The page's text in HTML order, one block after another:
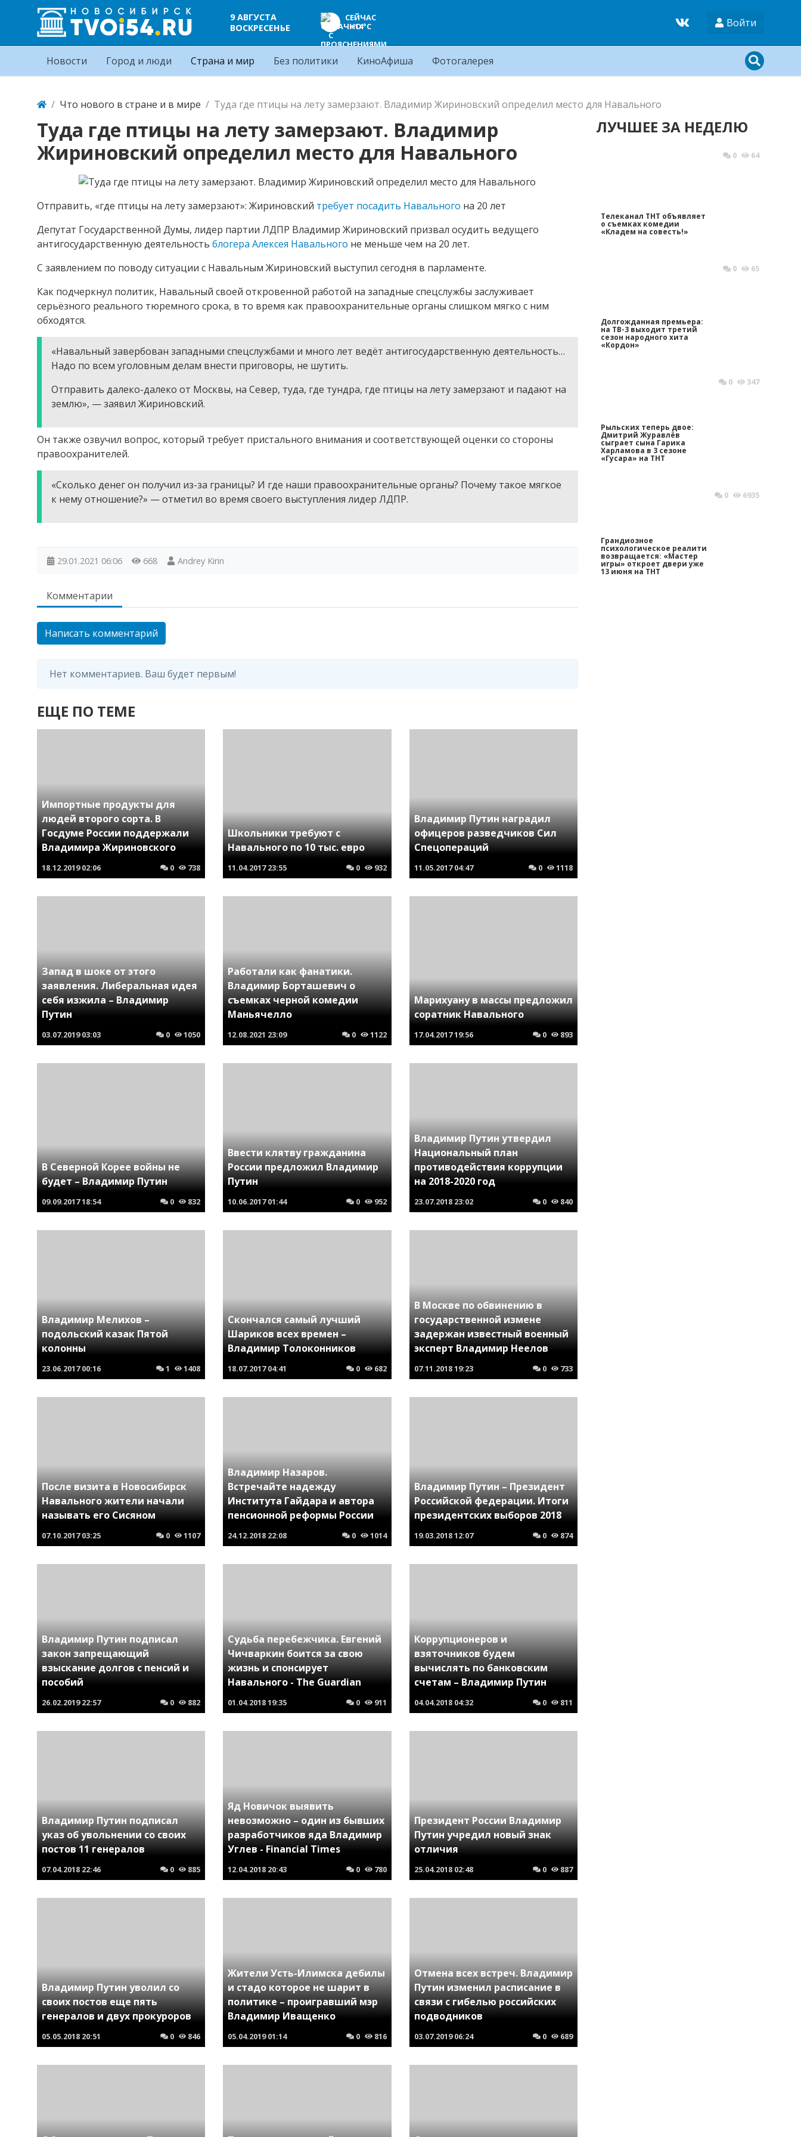
9 АВГУСТА
ВОСКРЕСЕНЬЕ
СЕЙЧАС
+14°C
Войти
Новости Город и люди Страна и мир Без политики КиноАфиша Фотогалерея
Что нового в стране и в мире Туда где птицы на лету замерзают. Владимир Жириновский определил место для Навального
Туда где птицы на лету замерзают. Владимир
Жириновский определил место для Навального
Отправить, «где птицы на лету замерзают»: Жириновский требует посадить Навального на 20 лет
Депутат Государственной Думы, лидер партии ЛДПР Владимир Жириновский призвал осудить ведущего
антигосударственную деятельность блогера Алексея Навального не меньше чем на 20 лет.
С заявлением по поводу ситуации с Навальным Жириновский выступил сегодня в парламенте.
Как подчеркнул политик, Навальный своей откровенной работой на западные спецслужбы заслуживает
серьёзного реального тюремного срока, в то время как правоохранительные органы слишком мягко с ним
обходятся.
«Навальный завербован западными спецслужбами и много лет ведёт антигосударственную деятельность…
Надо по всем уголовным делам внести приговоры, не шутить.
Отправить далеко-далеко от Москвы, на Север, туда, где тундра, где птицы на лету замерзают и падают на
землю», — заявил Жириновский.
Он также озвучил вопрос, который требует пристального внимания и соответствующей оценки со стороны
правоохранителей.
«Сколько денег он получил из-за границы? И где наши правоохранительные органы? Почему такое мягкое
к нему отношение?» — отметил во время своего выступления лидер ЛДПР.
29.01.2021 06:06 668 Andrey Kirin
Комментарии
Написать комментарий
Нет комментариев. Ваш будет первым!
ЕЩЕ ПО ТЕМЕ
Импортные продукты для
людей второго сорта. В
Госдуме России поддержали
Владимира Жириновского
18.12.2019 02:06 0 738
Школьники требуют с
Навального по 10 тыс. евро
11.04.201723:55 0 932
Владимир Путин наградил
офицеров разведчиков Сил
Спецопераций
11.05.2017 04:47 0 1118
Запад в шоке от этого
заявления. Либеральная идея
себя изжила – Владимир
Путин
03.07.2019 03:03 0 1050
Работали как фанатики.
Владимир Борташевич о
съемках черной комедии
Маньячелло
12.08.2021 23:09 0 1122
Марихуану в массы предложил
соратник Навального
17.04.201719:56 0 893
В Северной Корее войны не
будет – Владимир Путин
09.09.201718:54 0 832
Ввести клятву гражданина
России предложил Владимир
Путин
10.06.201701:44 0 952
Владимир Путин утвердил
Национальный план
противодействия коррупции
на 2018-2020 год
23.07.2018 23:02 0 840
Владимир Мелихов –
подольский казак Пятой
колонны
23.06.2017 00:16 1 1408
Скончался самый лучший
Шариков всех времен –
Владимир Толоконников
18.07.201704:41 0 682
В Москве по обвинению в
государственной измене
задержан известный военный
эксперт Владимир Неелов
07.11.201819:23 0 733
После визита в Новосибирск
Навального жители начали
называть его Сисяном
07.10.2017 03:25 0 1107
Владимир Назаров.
Встречайте надежду
Института Гайдара и автора
пенсионной реформы России
24.12.2018 22:08 0 1014
Владимир Путин – Президент
Российской федерации. Итоги
президентских выборов 2018
19.03.201812:07 0 874
Владимир Путин подписал
закон запрещающий
взыскание долгов с пенсий и
пособий
26.02.2019 22:57 0 882
Судьба перебежчика. Евгений
Чичваркин боится за свою
жизнь и спонсирует
Навального - The Guardian
01.04.201819:35 0 911
Коррупционеров и
взяточников будем
вычислять по банковским
счетам – Владимир Путин
04.04.2018 04:32 0 811
Владимир Путин подписал
указ об увольнении со своих
постов 11 генералов
07.04.2018 22:46 0 885
Яд Новичок выявить
невозможно – один из бывших
разработчиков яда Владимир
Углев - Financial Times
12.04.2018 20:43 0 780
Президент России Владимир
Путин учредил новый знак
отличия
25.04.2018 02:48 0 887
Владимир Путин уволил со
своих постов еще пять
генералов и двух прокуроров
05.05.2018 20:51 0 846
Жители Усть-Илимска дебилы
и стадо которое не шарит в
политике – проигравший мэр
Владимир Иващенко
05.04.201901:14 0 816
Отмена всех встреч. Владимир
Путин изменил расписание в
связи с гибелью российских
подводников
03.07.2019 06:24 0 689
ЛУЧШЕЕ ЗА НЕДЕЛЮ
Телеканал ТНТ объявляет
о съемках комедии
«Кладем на совесть!»
0 64
Долгожданная премьера:
на ТВ-3 выходит третий
сезон народного хита
«Кордон»
0 65
Рыльских теперь двое:
Дмитрий Журавлёв
сыграет сына Гарика
Харламова в 3 сезоне
«Гусара» на ТНТ
0 347
Грандиозное
психологическое реалити
возвращается: «Мастер
игры» откроет двери уже
13 июня на ТНТ
0 6935